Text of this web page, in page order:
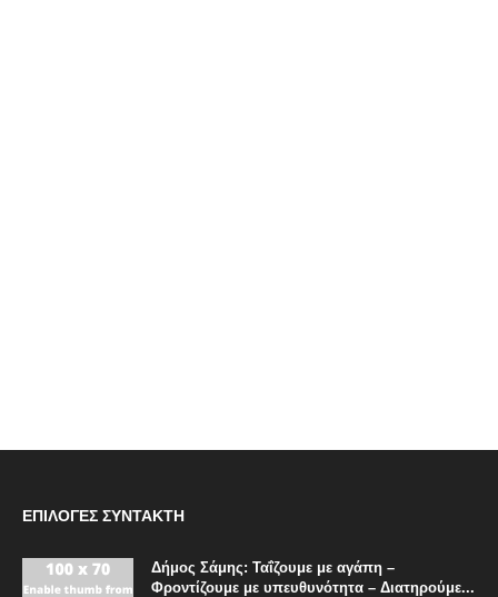
ΕΠΙΛΟΓΈΣ ΣΥΝΤΆΚΤΗ
Δήμος Σάμης: Ταΐζουμε με αγάπη –
Φροντίζουμε με υπευθυνότητα – Διατηρούμε...